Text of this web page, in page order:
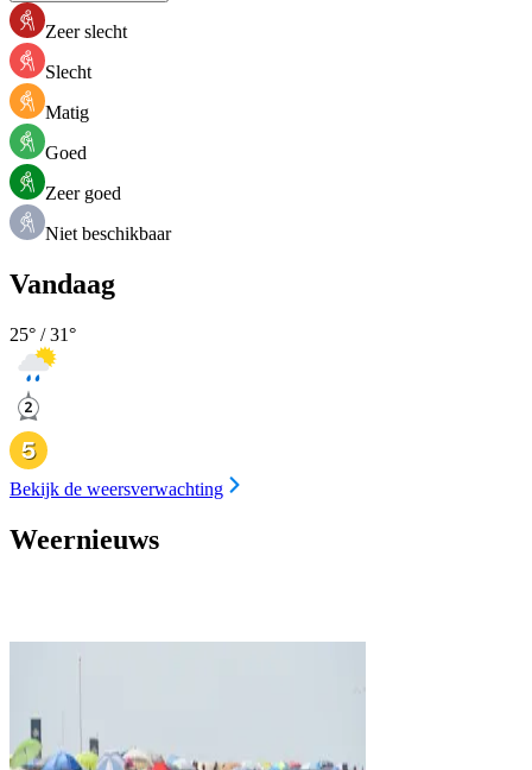
Zeer slecht
Slecht
Matig
Goed
Zeer goed
Niet beschikbaar
Vandaag
25° /31°
Bekijk de weersverwachting
Weernieuws